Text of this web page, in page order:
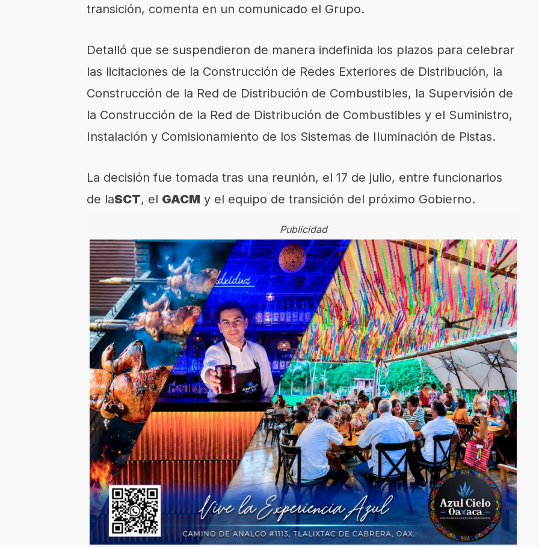
transición, comenta en un comunicado el Grupo.
Detalló que se suspendieron de manera indefinida los plazos para celebrar
las licitaciones de la Construcción de Redes Exteriores de Distribución, la
Construcción de la Red de Distribución de Combustibles, la Supervisión de
la Construcción de la Red de Distribución de Combustibles y el Suministro,
Instalación y Comisionamiento de los Sistemas de Iluminación de Pistas.
La decisión fue tomada tras una reunión, el 17 de julio, entre funcionarios
de laSCT, el GACM y el equipo de transición del próximo Gobierno.
Publicidad